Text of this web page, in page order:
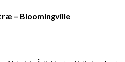
– Bloomingville